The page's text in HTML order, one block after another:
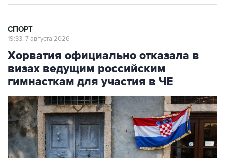
Хорватия официально отказала в
визах ведущим российским
гимнасткам для участия в ЧЕ